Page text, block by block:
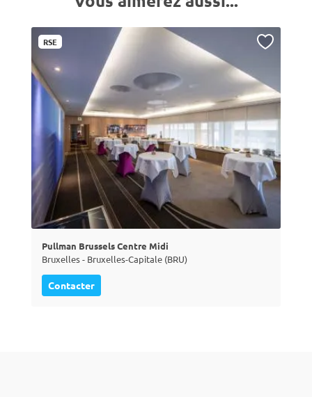
RSE
Pullman Brussels Centre Midi
Bruxelles - Bruxelles-Capitale (BRU)
Contacter